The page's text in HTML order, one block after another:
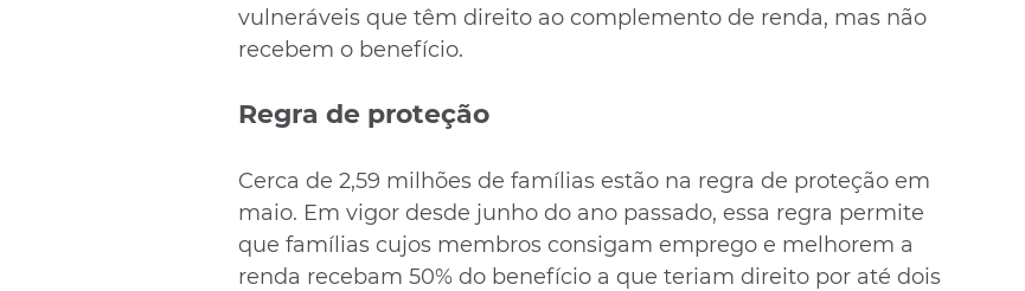
vulneráveis que têm direito ao complemento de renda, mas não
recebem o benefício.
Regra de proteção
Cerca de 2,59 milhões de famílias estão na regra de proteção em
maio. Em vigor desde junho do ano passado, essa regra permite
que famílias cujos membros consigam emprego e melhorem a
renda recebam 50% do benefício a que teriam direito por até dois